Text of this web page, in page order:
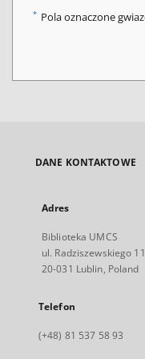
* Pola oznaczone
DANE KONTAKTOWE
Adres
Biblioteka UMCS
ul. Radziszewskiego 11
20-031 Lublin, Poland
Telefon
(+48) 81 537 58 93